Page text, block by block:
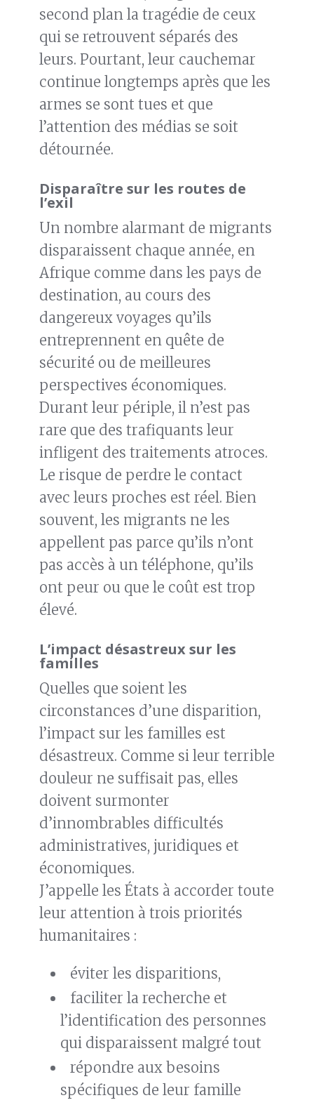
second plan la tragédie de ceux
qui se retrouvent séparés des
leurs. Pourtant, leur cauchemar
continue longtemps après que les
armes se sont tues et que
l’attention des médias se soit
détournée.
Disparaître sur les routes de
l’exil
Un nombre alarmant de migrants
disparaissent chaque année, en
Afrique comme dans les pays de
destination, au cours des
dangereux voyages qu’ils
entreprennent en quête de
sécurité ou de meilleures
perspectives économiques.
Durant leur périple, il n’est pas
rare que des trafiquants leur
infligent des traitements atroces.
Le risque de perdre le contact
avec leurs proches est réel. Bien
souvent, les migrants ne les
appellent pas parce qu’ils n’ont
pas accès à un téléphone, qu’ils
ont peur ou que le coût est trop
élevé.
L’impact désastreux sur les
familles
Quelles que soient les
circonstances d’une disparition,
l’impact sur les familles est
désastreux. Comme si leur terrible
douleur ne suffisait pas, elles
doivent surmonter
d’innombrables difficultés
administratives, juridiques et
économiques.
J’appelle les États à accorder toute
leur attention à trois priorités
humanitaires :
éviter les disparitions,
faciliter la recherche et
l’identification des personnes
qui disparaissent malgré tout
répondre aux besoins
spécifiques de leur famille